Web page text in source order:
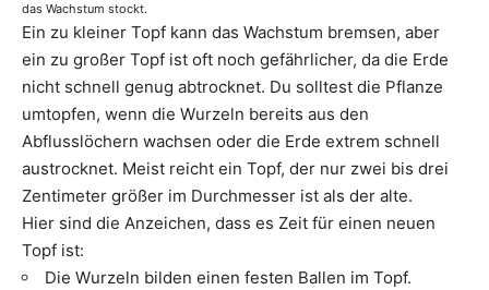
das Wachstum stockt.
Ein zu kleiner Topf kann das Wachstum bremsen, aber
ein zu großer Topf ist oft noch gefährlicher, da die Erde
nicht schnell genug abtrocknet. Du solltest die Pflanze
umtopfen, wenn die Wurzeln bereits aus den
Abflusslöchern wachsen oder die Erde extrem schnell
austrocknet. Meist reicht ein Topf, der nur zwei bis drei
Zentimeter größer im Durchmesser ist als der alte.
Hier sind die Anzeichen, dass es Zeit für einen neuen
Topf ist:
Die Wurzeln bilden einen festen Ballen im Topf.